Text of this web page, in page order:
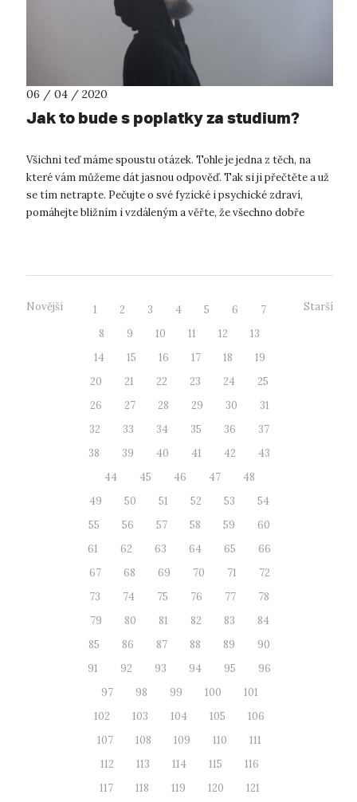
06 / 04 / 2020
Jak to bude s poplatky za studium?
Všichni teď máme spoustu otázek. Tohle je jedna z těch, na
které vám můžeme dát jasnou odpověď. Tak si ji přečtěte a už
se tím netrapte. Pečujte o své fyzické i psychické zdraví,
pomáhejte bližním i vzdáleným a věřte, že všechno dobře
Novější 1 2 3 4 5 6
7
8
9 10 11 12
13
14
15 16 17 18
19
20
21 22 23 24
25
26
27 28 29 30
31
32
33 34 35 36
37
38
39 40 41 42
43
44
45 46 47
48
49
50 51 52 53
54
55
56 57 58 59
60
61
62 63 64 65
66
67
68 69 70 71
72
73
74 75 76 77
78
79
80 81 82 83
84
85
86 87 88 89
90
91
92 93 94 95
96
97
98 99 100
101
102
103 104 105
106
107
108 109 110
111
112
113 114 115
116
117
118 119 120
121
Starší